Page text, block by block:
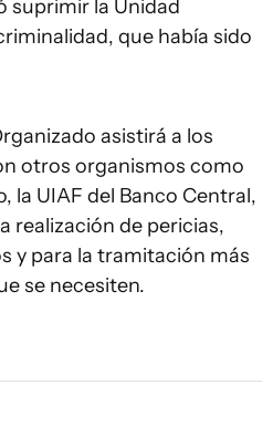
suprimir la Unidad
que había sido
asistirá a los
otros organismos como
la UIAF del Banco Central,
realización de pericias,
y para la tramitación más
se necesiten.